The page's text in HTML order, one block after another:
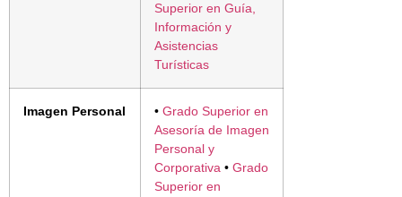
Superior en Guía,
Información y
Asistencias
Turísticas
Imagen Personal • Grado Superior en
Asesoría de Imagen
Personal y
Corporativa • Grado
Superior en